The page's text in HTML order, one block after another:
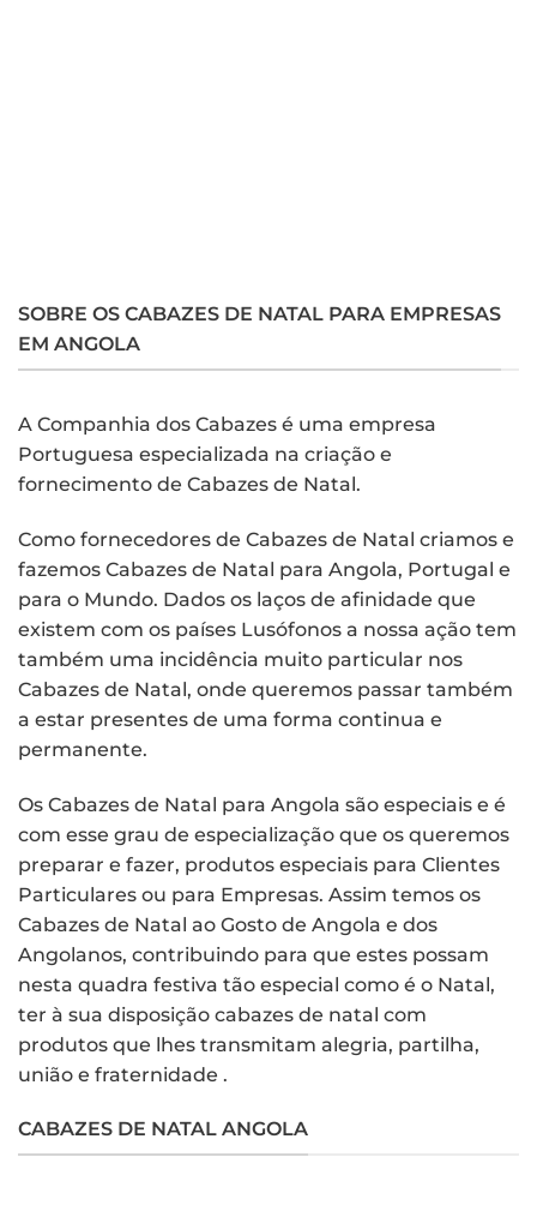
SOBRE OS CABAZES DE NATAL PARA EMPRESAS
EM ANGOLA
A Companhia dos Cabazes é uma empresa
Portuguesa especializada na criação e
fornecimento de Cabazes de Natal.
Como fornecedores de Cabazes de Natal criamos e
fazemos Cabazes de Natal para Angola, Portugal e
para o Mundo. Dados os laços de afinidade que
existem com os países Lusófonos a nossa ação tem
também uma incidência muito particular nos
Cabazes de Natal, onde queremos passar também
a estar presentes de uma forma continua e
permanente.
Os Cabazes de Natal para Angola são especiais e é
com esse grau de especialização que os queremos
preparar e fazer, produtos especiais para Clientes
Particulares ou para Empresas. Assim temos os
Cabazes de Natal ao Gosto de Angola e dos
Angolanos, contribuindo para que estes possam
nesta quadra festiva tão especial como é o Natal,
ter à sua disposição cabazes de natal com
produtos que lhes transmitam alegria, partilha,
união e fraternidade .
CABAZES DE NATAL ANGOLA